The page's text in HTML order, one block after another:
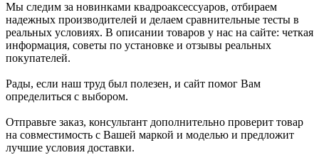
Мы следим за новинками квадроаксессуаров, отбираем
надежных производителей и делаем сравнительные тесты в
реальных условиях. В описании товаров у нас на сайте: четкая
информация, советы по установке и отзывы реальных
покупателей.
Рады, если наш труд был полезен, и сайт помог Вам
определиться с выбором.
Отправьте заказ, консультант дополнительно проверит товар
на совместимость с Вашей маркой и моделью и предложит
лучшие условия доставки.